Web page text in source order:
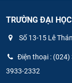
TRƯỜNG ĐẠI
Số 13-15 Lê
Điện thoại : (024)
3933-2332